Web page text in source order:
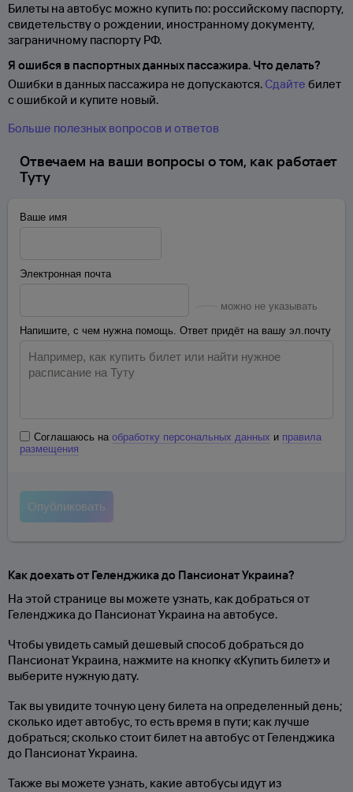
Билеты на автобус можно купить по: российскому паспорту,
свидетельству о рождении, иностранному документу,
заграничному паспорту РФ.
Я ошибся в паспортных данных пассажира. Что делать?
Ошибки в данных пассажира не допускаются. Сдайте билет
с ошибкой и купите новый.
Больше полезных вопросов и ответов
Отвечаем на ваши вопросы о том, как работает
Туту
Ваше имя
Электронная почта
можно не указывать
Напишите, с чем нужна помощь. Ответ придёт на вашу эл.почту
Соглашаюсь на обработку персональных данных и правила
размещения
Как доехать от Геленджика до Пансионат Украина?
На этой странице вы можете узнать, как добраться от
Геленджика до Пансионат Украина на автобусе.
Чтобы увидеть самый дешевый способ добраться до
Пансионат Украина, нажмите на кнопку «Купить билет» и
выберите нужную дату.
Так вы увидите точную цену билета на определенный день;
сколько идет автобус, то есть время в пути; как лучше
добраться; сколько стоит билет на автобус от Геленджика
до Пансионат Украина.
Также вы можете узнать, какие автобусы идут из